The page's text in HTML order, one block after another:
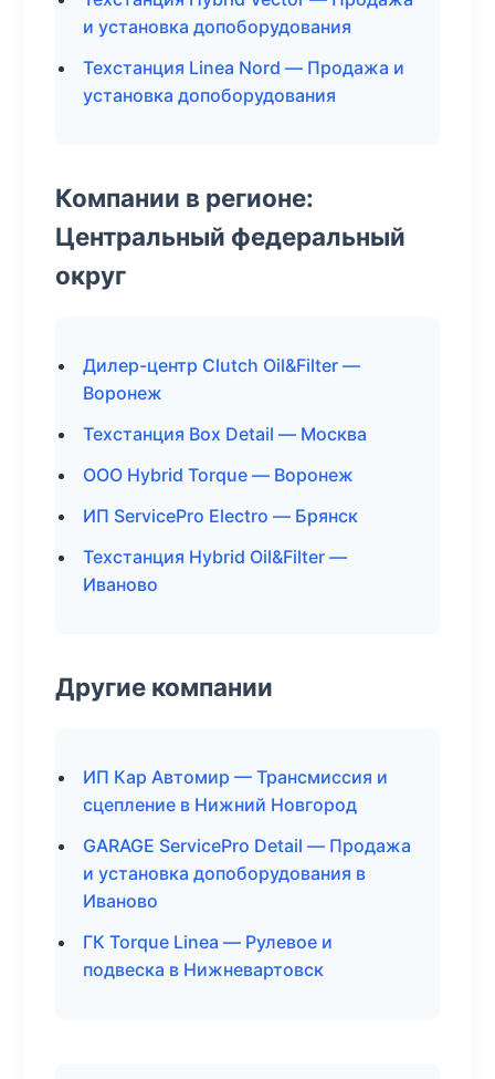
и установка допоборудования
Техстанция Linea Nord — Продажа и
установка допоборудования
Компании в регионе:
Центральный федеральный
округ
Дилер-центр Clutch Oil&Filter —
Воронеж
Техстанция Box Detail — Москва
ООО Hybrid Torque — Воронеж
ИП ServicePro Electro — Брянск
Техстанция Hybrid Oil&Filter —
Иваново
Другие компании
ИП Кар Автомир — Трансмиссия и
сцепление в Нижний Новгород
GARAGE ServicePro Detail — Продажа
и установка допоборудования в
Иваново
ГК Torque Linea — Рулевое и
подвеска в Нижневартовск